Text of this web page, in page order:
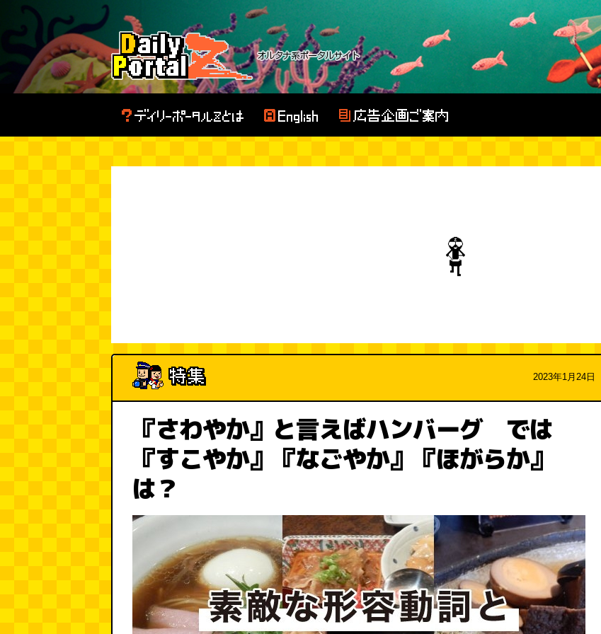
2023年1月24日
『さわやか』と言えばハンバーグ では
『すこやか』『なごやか』『ほがらか』
は？